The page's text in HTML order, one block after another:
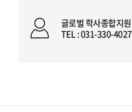
글로벌 학사종합지
TEL : 031-330-4027